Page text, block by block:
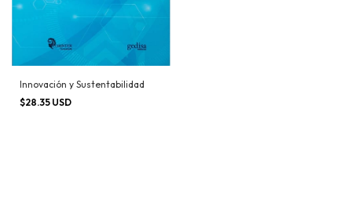
Innovación y Sustentabilidad
$28.35 USD